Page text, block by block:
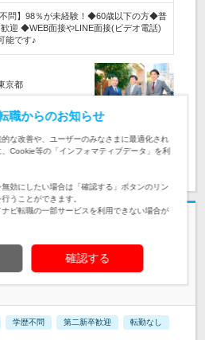
不問】98％が未経験！◆60歳以下の方◆普
迎 ◆WEB面接やLINE面接(ビデオ電話)
能です♪
京都
出演のCM放送中】引越サービスNo1※／
収450万可【見積スタッフ】賞与年
学歴不問 第二新卒歓迎 転勤なし
職からのお知らせ
な改善や、ユーザーのみなさまに最適化され
Cookie等の「インフォマティブデータ」を利
効にしたい場合は「確認する」ボタンのリン
うことができます。
ビ転職の一部サービスを利用できない場合が
確認する